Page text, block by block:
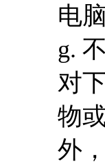
电
g.
对
物
外